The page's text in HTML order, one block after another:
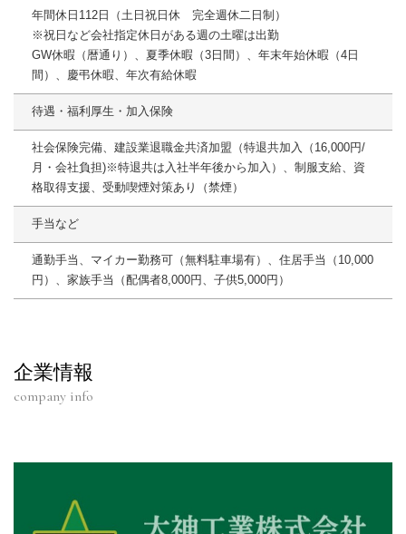
年間休日112日（土日祝日休 完全週休二日制）
※祝日など会社指定休日がある週の土曜は出勤
GW休暇（暦通り）、夏季休暇（3日間）、年末年始休暇（4日
間）、慶弔休暇、年次有給休暇
待遇・福利厚生・加入保険
社会保険完備、建設業退職金共済加盟（特退共加入（16,000円/
月・会社負担)※特退共は入社半年後から加入）、制服支給、資
格取得支援、受動喫煙対策あり（禁煙）
手当など
通勤手当、マイカー勤務可（無料駐車場有）、住居手当（10,000
円）、家族手当（配偶者8,000円、子供5,000円）
企業情報
company info